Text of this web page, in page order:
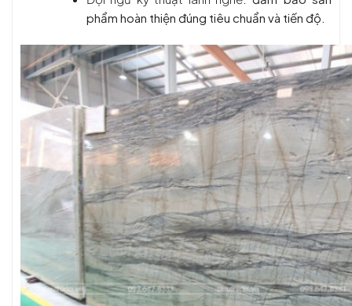
phẩm hoàn thiện đúng tiêu chuẩn và tiến độ.